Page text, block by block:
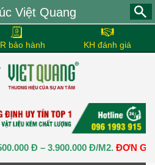
Việt Quang
bảo hành KH đánh giá
Đ – 3.900.000 Đ/M2.ĐƠN GIÁ XÂY